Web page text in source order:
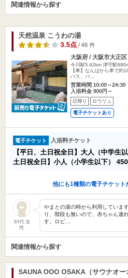
関連情報から探す
天然温泉 こうわの湯
3.5点/ 46 件
大阪府 / 大阪市大正区
今川駅5.62km 津守駅
【車】なんばから車で約
バス、バ…
営業時間 10:00～24:30
入浴料金 900円～
日帰り ロウリュ
電子チケットあり
電子チケット 入浴料チケット
【平日、土日祝全日】大人（中学生
土日祝全日】小人（小学生以下）
他にも1種類の電子チケット
30代 女
性
やまとの湯の時から利用していま
り、階段も無いので、赤ちゃん連
す。ロビ…
関連情報から探す
SAUNA OOO OSAKA（サウナオー